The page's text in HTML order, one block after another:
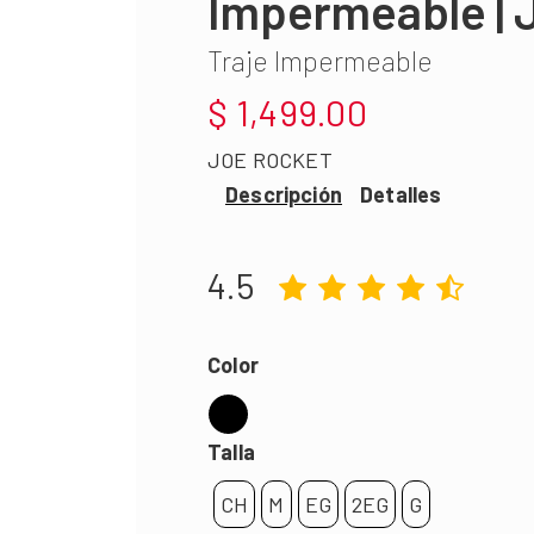
Traje Impermeable
$ 1,499.00
JOE ROCKET
Descripción
Detalles
4.5
Color
Talla
CH
M EG 2EG G